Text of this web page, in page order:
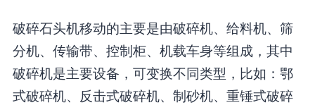
破碎石头机移动的主要是由破碎机、给料机、筛
分机、传输带、控制柜、机载车身等组成，其中
破碎机是主要设备，可变换不同类型，比如：鄂
式破碎机、反击式破碎机、制砂机、重锤式破碎